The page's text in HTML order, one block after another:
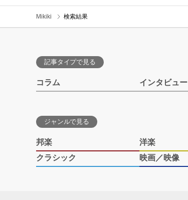
Mikiki 検索結果
記事タイプで見る
コラム インタビュー
ジャンルで見る
邦楽 洋楽
クラシック
映画／映像